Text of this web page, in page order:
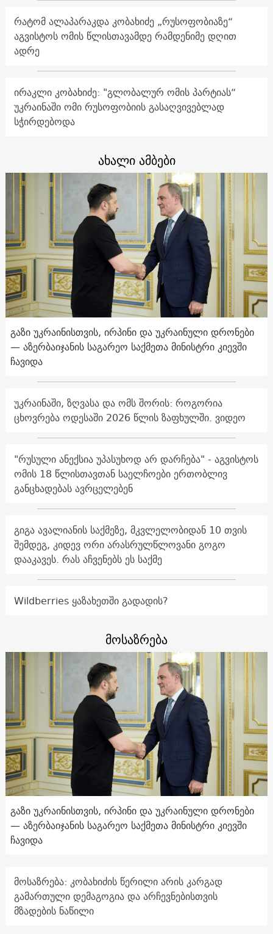
რატომ ალაპარაკდა კობახიძე „რუსოფობიაზე“
აგვისტოს ომის წლისთავამდე რამდენიმე დღით
ადრე
ირაკლი კობახიძე: "გლობალურ ომის პარტიას“
უკრაინაში ომი რუსოფობიის გასაღვივებლად
სჭირდებოდა
ახალი ამბები
გაზი უკრაინისთვის, ირპინი და უკრაინული დრონები
— აზერბაიჯანის საგარეო საქმეთა მინისტრი კიევში
ჩავიდა
უკრაინაში, ზღვასა და ომს შორის: როგორია
ცხოვრება ოდესაში 2026 წლის ზაფხულში. ვიდეო
"რუსული ანექსია უპასუხოდ არ დარჩება" - აგვისტოს
ომის 18 წლისთავთან საელჩოები ერთობლივ
განცხადებას ავრცელებენ
გიგა ავალიანის საქმეზე, მკვლელობიდან 10 თვის
შემდეგ, კიდევ ორი არასრულწლოვანი გოგო
დააკავეს. რას აჩვენებს ეს საქმე
Wildberries ყაზახეთში გადადის?
მოსაზრება
გაზი უკრაინისთვის, ირპინი და უკრაინული დრონები
— აზერბაიჯანის საგარეო საქმეთა მინისტრი კიევში
ჩავიდა
მოსაზრება: კობახიძის წერილი არის კარგად
გამართული დემაგოგია და არჩევნებისთვის
მზადების ნაწილი